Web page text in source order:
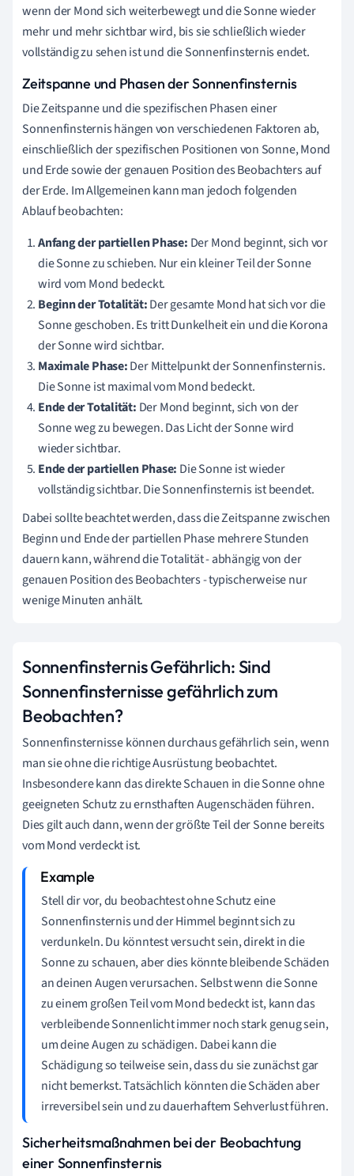
wenn der Mond sich weiterbewegt und die Sonne wieder
mehr und mehr sichtbar wird, bis sie schließlich wieder
vollständig zu sehen ist und die Sonnenfinsternis endet.
Zeitspanne und Phasen der Sonnenfinsternis
Die Zeitspanne und die spezifischen Phasen einer
Sonnenfinsternis hängen von verschiedenen Faktoren ab,
einschließlich der spezifischen Positionen von Sonne, Mond
und Erde sowie der genauen Position des Beobachters auf
der Erde. Im Allgemeinen kann man jedoch folgenden
Ablauf beobachten:
Anfang der partiellen Phase: Der Mond beginnt, sich vor
die Sonne zu schieben. Nur ein kleiner Teil der Sonne
wird vom Mond bedeckt.
Beginn der Totalität:Der gesamte Mond hat sich vor die
Sonne geschoben. Es tritt Dunkelheit ein und die Korona
der Sonne wird sichtbar.
Maximale Phase:Der Mittelpunkt der Sonnenfinsternis.
Die Sonne ist maximal vom Mond bedeckt.
Ende der Totalität: Der Mond beginnt, sich von der
Sonne weg zu bewegen. Das Licht der Sonne wird
wieder sichtbar.
Ende der partiellen Phase: Die Sonne ist wieder
vollständig sichtbar. Die Sonnenfinsternis ist beendet.
Dabei sollte beachtet werden, dass die Zeitspanne zwischen
Beginn und Ende der partiellen Phase mehrere Stunden
dauern kann, während die Totalität - abhängig von der
genauen Position des Beobachters - typischerweise nur
wenige Minuten anhält.
Sonnenfinsternis Gefährlich: Sind
Sonnenfinsternisse gefährlich zum
Beobachten?
Sonnenfinsternisse können durchaus gefährlich sein, wenn
man sie ohne die richtige Ausrüstung beobachtet.
Insbesondere kann das direkte Schauen in die Sonne ohne
geeigneten Schutz zu ernsthaften Augenschäden führen.
Dies gilt auch dann, wenn der größte Teil der Sonne bereits
vom Mond verdeckt ist.
Stell dir vor, du beobachtest ohne Schutz eine
Sonnenfinsternis und der Himmel beginnt sich zu
verdunkeln. Du könntest versucht sein, direkt in die
Sonne zu schauen, aber dies könnte bleibende Schäden
an deinen Augen verursachen. Selbst wenn die Sonne
zu einem großen Teil vom Mond bedeckt ist, kann das
verbleibende Sonnenlicht immer noch stark genug sein,
um deine Augen zu schädigen. Dabei kann die
Schädigung so teilweise sein, dass du sie zunächst gar
nicht bemerkst. Tatsächlich könnten die Schäden aber
irreversibel sein und zu dauerhaftem Sehverlust führen.
Sicherheitsmaßnahmen bei der Beobachtung
einer Sonnenfinsternis